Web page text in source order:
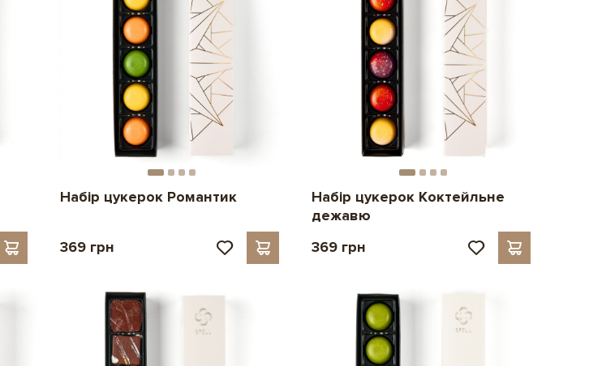
Набір цукерок Романтик
369 грн
Набір цукерок Коктейльне
дежавю
369 грн